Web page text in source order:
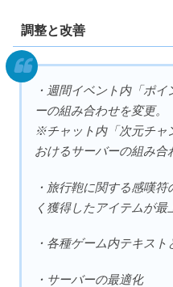
調整と改善
・週間イベント内「ポ
ーの組み合わせを変更。
※チャット内「次元チャ
おけるサーバーの組み合
・旅行鞄に関する感嘆
く獲得したアイテムが
・各種ゲーム内テキス
・サーバーの最適化